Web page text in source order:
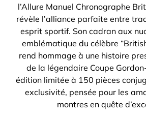
l’Allure Manuel Chronographe
révèle l’alliance parfaite entre
esprit sportif. Son cadran aux
emblématique du célèbre
rend hommage à une histoire
de la légendaire Coupe
édition limitée à 150 pièces
exclusivité, pensée pour les
montres en quête